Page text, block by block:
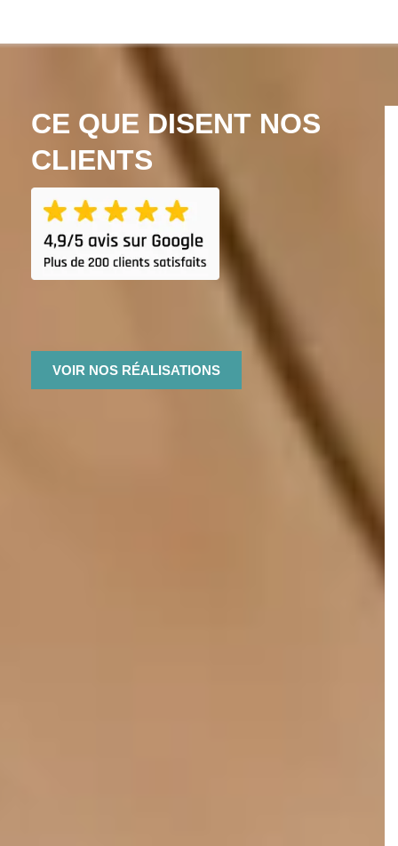
CE QUE DISENT NOS
CLIENTS
VOIR NOS RÉALISATIONS